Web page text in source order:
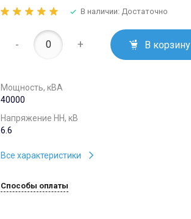
В наличии: Достаточно
- + В корзину
Мощность, кВА
40000
Напряжение НН, кВ
6.6
Все характеристики
Способы оплаты